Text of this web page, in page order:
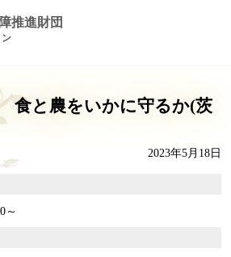
推進財団
食と農をいかに守るか(茨
2023年5月18日
～